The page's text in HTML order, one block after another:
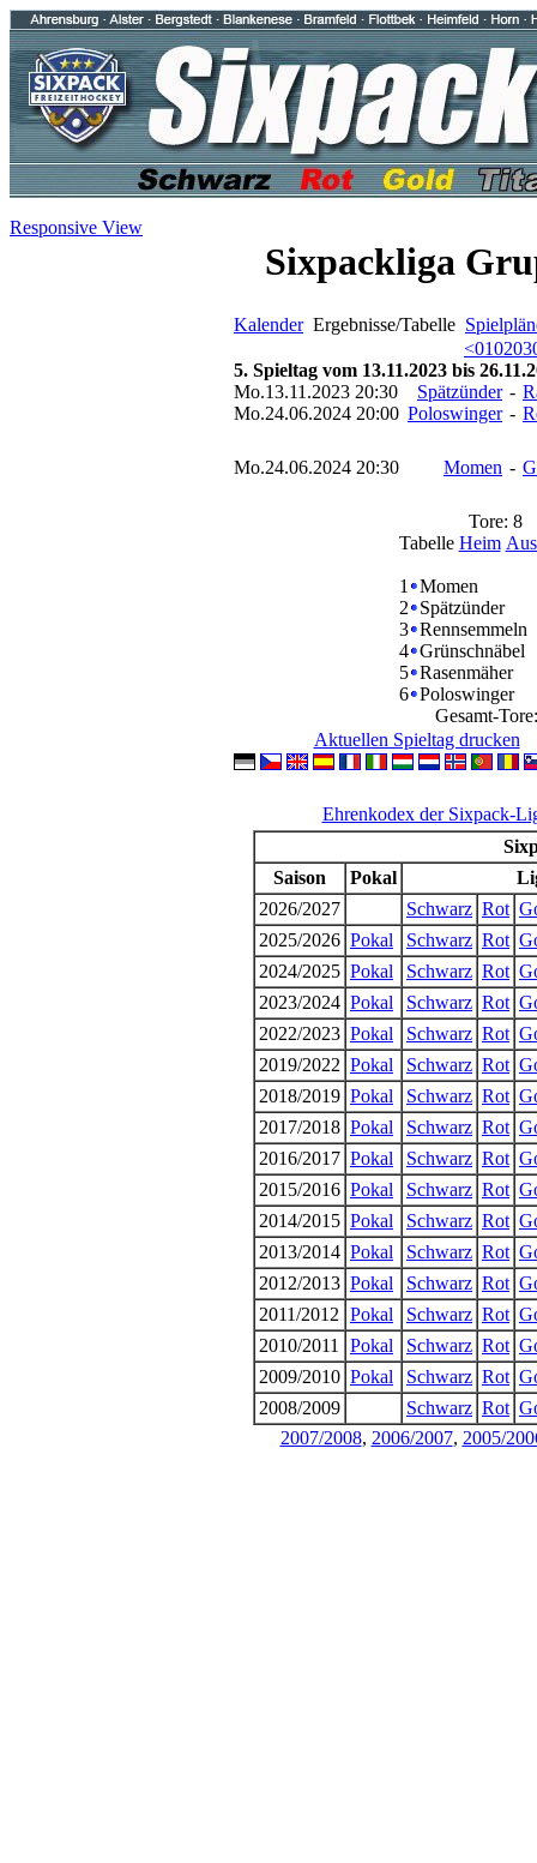
Responsive View
Sixpackliga
KalenderErgebnisse/Tabelle
<010203
5. Spieltag vom 13.11.2023 bis
Mo.13.11.2023 20:30
Spätzünder -
Mo.24.06.2024 20:00 Poloswinger -
Mo.24.06.2024 20:30 Momen -
Tore: 8
Tabelle Heim
1
Momen
2
Spätzünder
3 Rennsemmeln
4 Grünschnäbel
5 Rasenmäher
6 Poloswinger
Gesamt-
Aktuellen Spieltag drucken
Ehrenkodex der Sixpack-
Saison
Pokal
2026/2027
Schwarz Rot
2025/2026 Pokal Schwarz Rot
2024/2025 Pokal Schwarz Rot
2023/2024 Pokal Schwarz Rot
2022/2023 Pokal Schwarz Rot
2019/2022 Pokal Schwarz Rot
2018/2019 Pokal Schwarz Rot
2017/2018 Pokal Schwarz Rot
2016/2017 Pokal Schwarz Rot
2015/2016 Pokal Schwarz Rot
2014/2015 Pokal Schwarz Rot
2013/2014 Pokal Schwarz Rot
2012/2013 Pokal Schwarz Rot
2011/2012 Pokal Schwarz Rot
2010/2011
Pokal Schwarz Rot
2009/2010 Pokal Schwarz Rot
2008/2009
Schwarz Rot
2007/2008, 2006/2007, 2005/